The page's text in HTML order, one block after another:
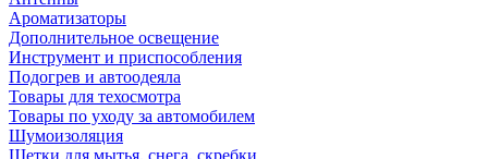
Ароматизаторы
Дополнительное освещение
Инструмент и приспособления
Подогрев и автоодеяла
Товары для техосмотра
Товары по уходу за автомобилем
Шумоизоляция
Щетки для мытья, снега, скребки